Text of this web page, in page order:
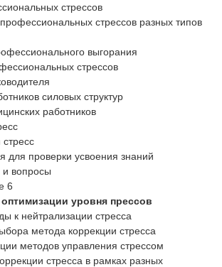
стрессов
стрессов разных типов
выгорания
стрессов
силовых структур
работников
для проверки усвоения знаний
и вопросы
6
уровня прессов
к нейтрализации стресса
метода коррекции стресса
методов управления стрессом
стресса в рамках разных